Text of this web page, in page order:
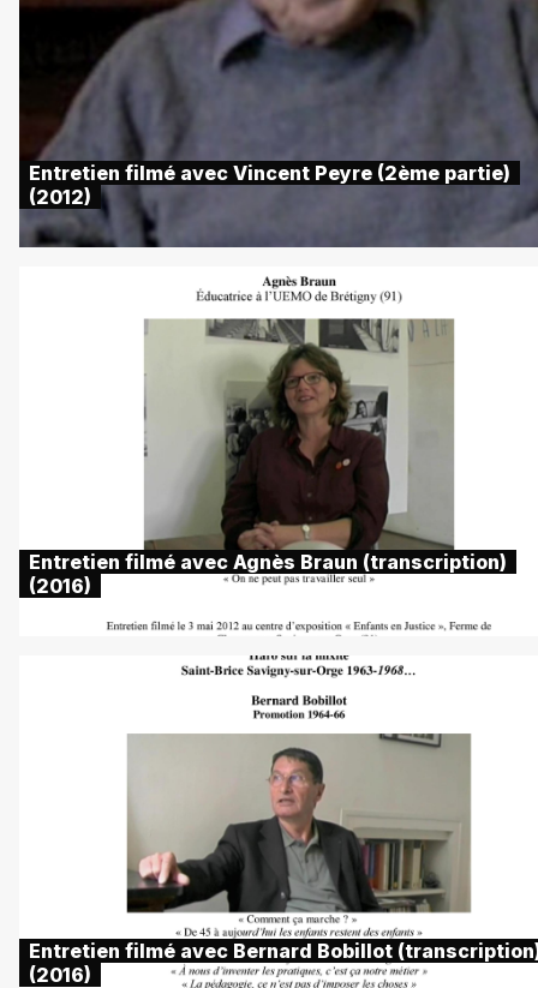
Entretien filmé avec Vincent Peyre (2ème partie)
(2012)
Entretien filmé avec Agnès Braun (transcription)
(2016)
Entretien filmé avec Bernard Bobillot
(2016)